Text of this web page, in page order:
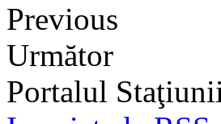
Previous
Următor
Portalul